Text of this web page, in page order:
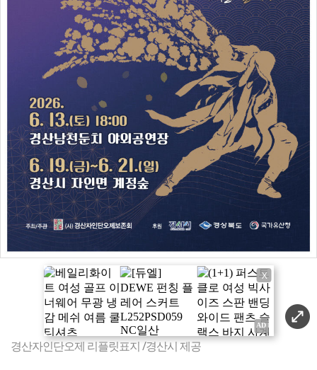
X
경산자인단오제 리플릿표지 /경산시 제공